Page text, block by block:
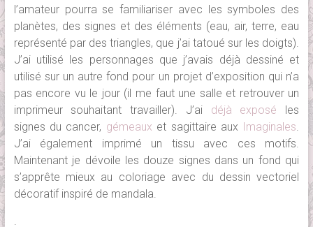
l’amateur pourra se familiariser avec les symboles des
planètes, des signes et des éléments (eau, air, terre, eau
représenté par des triangles, que j’ai tatoué sur les doigts).
J’ai utilisé les personnages que j’avais déjà dessiné et
utilisé sur un autre fond pour un projet d’exposition qui n’a
pas encore vu le jour (il me faut une salle et retrouver un
imprimeur souhaitant travailler). J’ai déjà exposé les
signes du cancer, gémeaux et sagittaire aux Imaginales.
J’ai également imprimé un tissu avec ces motifs.
Maintenant je dévoile les douze signes dans un fond qui
s’apprête mieux au coloriage avec du dessin vectoriel
décoratif inspiré de mandala.
.